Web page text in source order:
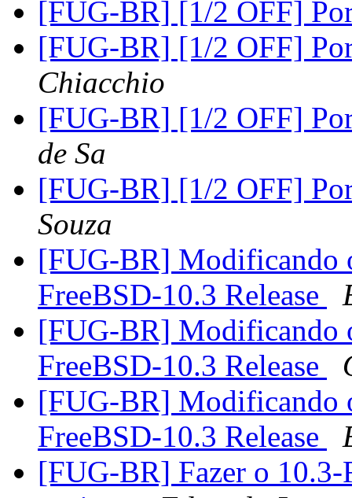
[FUG-BR] [1/2 OFF]
[FUG-BR] [1/2 OFF]
Chiacchio
[FUG-BR] [1/2 OFF]
de Sa
[FUG-BR] [1/2 OFF]
Souza
[FUG-BR] Modificando
FreeBSD-10.3 Release
[FUG-BR] Modificando
FreeBSD-10.3 Release
[FUG-BR] Modificando
FreeBSD-10.3 Release
[FUG-BR] Fazer o 10.3-